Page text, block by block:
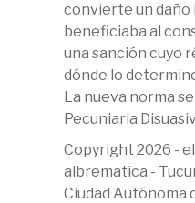
convierte un daño
beneficiaba al
una sanción cuyo
dónde lo
La nueva norma
Pecuniaria
Copyright 2026 -
albrematica -
Ciudad Autónoma